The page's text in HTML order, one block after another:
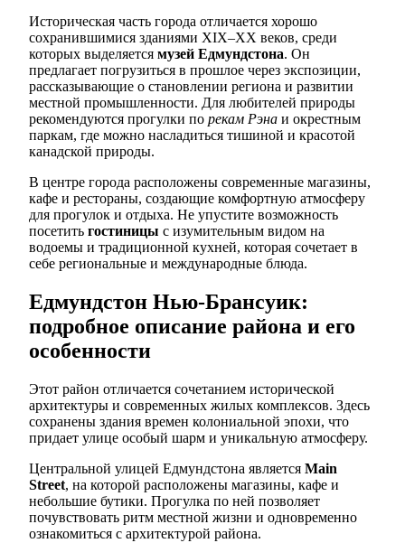
Историческая часть города отличается хорошо
сохранившимися зданиями XIX–XX веков, среди
которых выделяется музей Едмундстона. Он
предлагает погрузиться в прошлое через экспозиции,
рассказывающие о становлении региона и развитии
местной промышленности. Для любителей природы
рекомендуются прогулки по рекам Рэна и окрестным
паркам, где можно насладиться тишиной и красотой
канадской природы.
В центре города расположены современные магазины,
кафе и рестораны, создающие комфортную атмосферу
для прогулок и отдыха. Не упустите возможность
посетить гостиницы с изумительным видом на
водоемы и традиционной кухней, которая сочетает в
себе региональные и международные блюда.
Едмундстон Нью-Брансуик:
подробное описание района и его
особенности
Этот район отличается сочетанием исторической
архитектуры и современных жилых комплексов. Здесь
сохранены здания времен колониальной эпохи, что
придает улице особый шарм и уникальную атмосферу.
Центральной улицей Едмундстона является Main
Street, на которой расположены магазины, кафе и
небольшие бутики. Прогулка по ней позволяет
почувствовать ритм местной жизни и одновременно
ознакомиться с архитектурой района.